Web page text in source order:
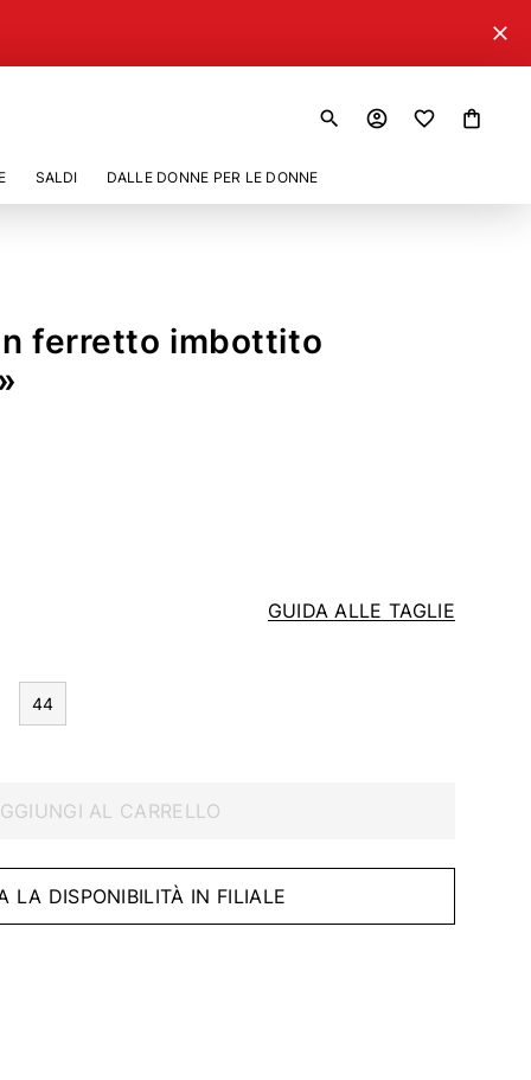
close
search account_circle shopping_bag
SALDI DALLE DONNE PER LE DONNE
ferretto imbottito
GUIDA ALLE TAGLIE
44
AL CARRELLO
LA DISPONIBILITÀ IN FILIALE